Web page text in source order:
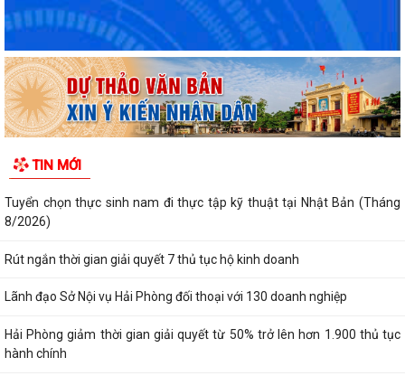
TIN MỚI
Tuyển chọn thực sinh nam đi thực tập kỹ thuật tại Nhật Bản (Tháng
8/2026)
Rút ngắn thời gian giải quyết 7 thủ tục hộ kinh doanh
Lãnh đạo Sở Nội vụ Hải Phòng đối thoại với 130 doanh nghiệp
Hải Phòng giảm thời gian giải quyết từ 50% trở lên hơn 1.900 thủ tục
hành chính